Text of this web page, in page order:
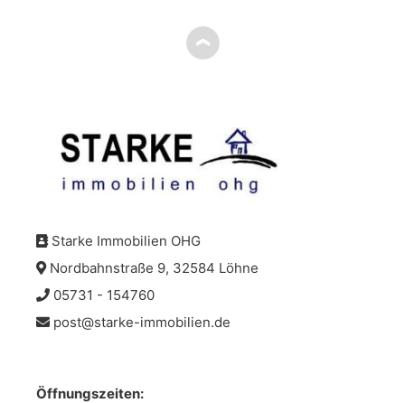
Starke Immobilien OHG
Nordbahnstraße 9, 32584 Löhne
05731 - 154760
post@starke-immobilien.de
Öffnungszeiten: